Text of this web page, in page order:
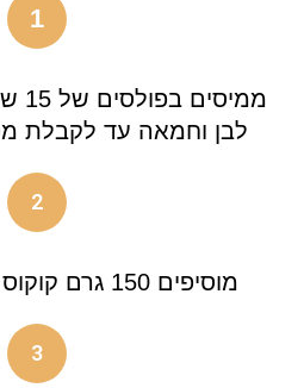
1
לבן וחמאה עד לקבלת
2
מוסיפים 150 גרם קוקוס ומערבבים היטב
3